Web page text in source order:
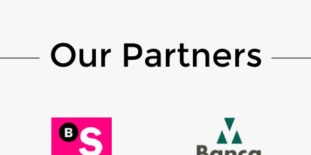
Our Partners